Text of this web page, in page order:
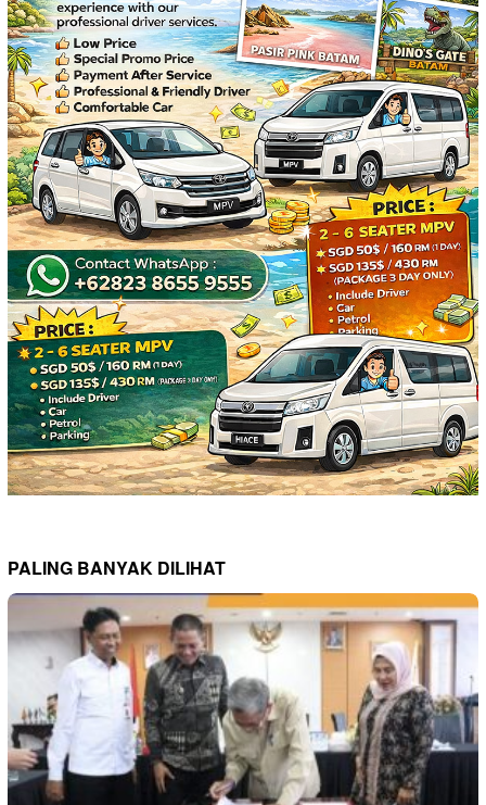
PALING BANYAK DILIHAT